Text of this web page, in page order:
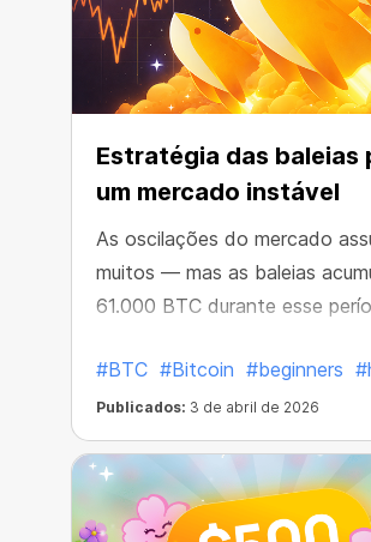
Estratégia das baleias
um mercado instável
As oscilações do mercado
muitos — mas as baleias
61.000 BTC durante esse
#BTC #Bitcoin #beginners
Publicados: 3 de abril de 2026